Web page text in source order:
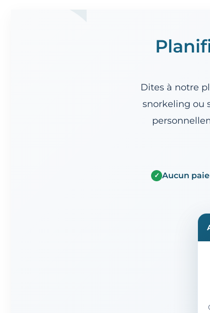
Dites à notre
snorkeling ou
✓ Aucun